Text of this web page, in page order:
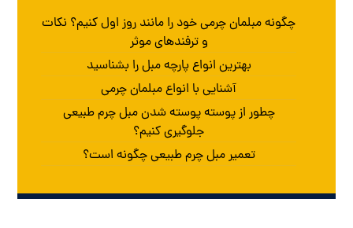
چگونه مبلمان چرمی خود را مانند روز اول کنیم؟ نکات
و ترفندهای موثر
بهترین انواع پارچه مبل را بشناسید
آشنایی با انواع مبلمان چرمی
چطور از پوسته پوسته شدن مبل چرم طبیعی
جلوگیری کنیم؟
تعمیر مبل چرم طبیعی چگونه است؟